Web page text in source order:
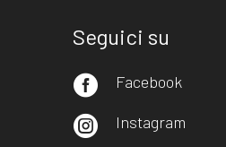
Seguici su
 Facebook
 Instagram